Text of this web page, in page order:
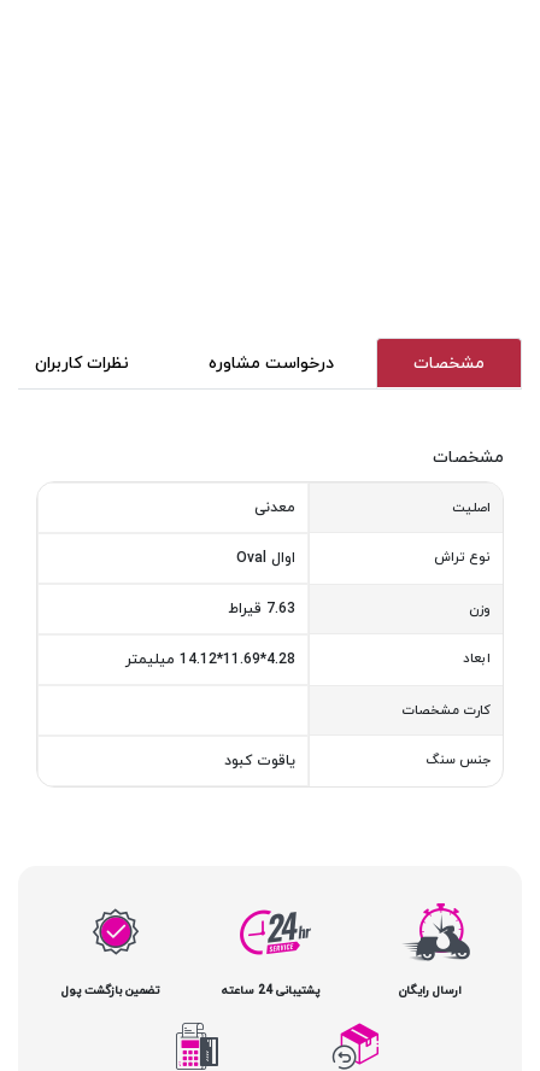
مشخصات درخواست مشاوره نظرات کاربران
مشخصات
اصلیت معدنی
نوع تراش اوال Oval
وزن 7.63 قیراط
ابعاد 4.28*11.69*14.12 میلیمتر
کارت مشخصات
جنس سنگ یاقوت کبود
ارسال رایگان پشتیبانی 24 ساعته تضمین بازگشت پول